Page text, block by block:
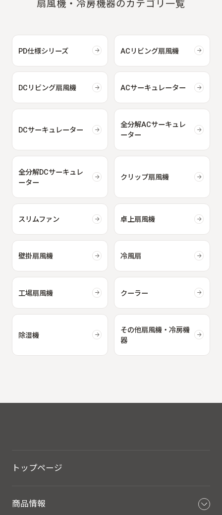
扇風機・冷房機器のカテゴリ一覧
PD仕様シリーズ ACリビング扇風機
DCリビング扇風機 ACサーキュレーター
DCサーキュレーター
全分解ACサーキュレ
ーター
全分解DCサーキュレ
ーター
クリップ扇風機
スリムファン 卓上扇風機
壁掛扇風機 冷風扇
工場扇風機 クーラー
除湿機
その他扇風機・冷房機
器
トップページ
商品情報